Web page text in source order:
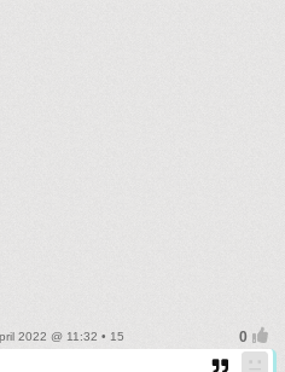
2022 @ 11:32 • 15